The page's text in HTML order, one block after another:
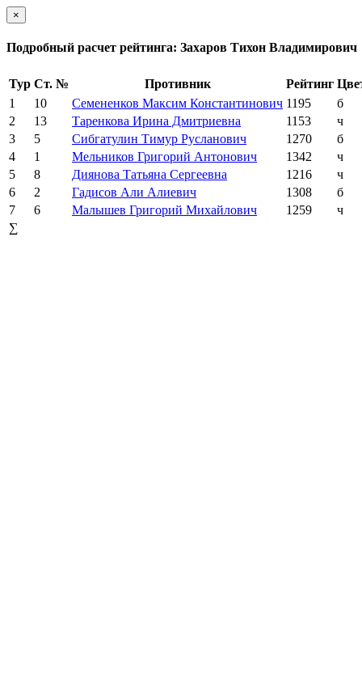
×
Подробный расчет рейтинга: Захаров Тихон Владимирович
Тур Ст. № Противник Рейтинг
1
10 Семененков Максим Константинович 1195
б
2
13 Таренкова Ирина Дмитриевна 1153
ч
3
5 Сибгатулин Тимур Русланович 1270
б
4
1 Мельников Григорий Антонович 1342
ч
5
8 Диянова Татьяна Сергеевна 1216
ч
6
2 Гадисов Али Алиевич 1308
б
7
6 Малышев Григорий Михайлович 1259
ч
∑